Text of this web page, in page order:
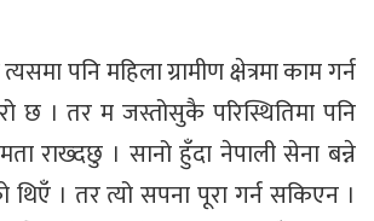
पनि महिला ग्रामीण क्षेत्रमा काम गर्न
छ । तर म जस्तोसुकै परिस्थितिमा पनि
राख्दछु । सानो हुँदा नेपाली सेना बन्ने
। तर त्यो सपना पूरा गर्न सकिएन ।